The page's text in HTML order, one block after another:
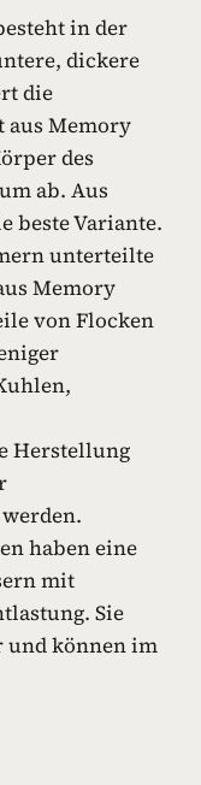
in der
dickere
die
aus Memory
des
ab. Aus
beste Variante.
unterteilte
Memory
von Flocken
Herstellung
haben eine
mit
Sie
und können im